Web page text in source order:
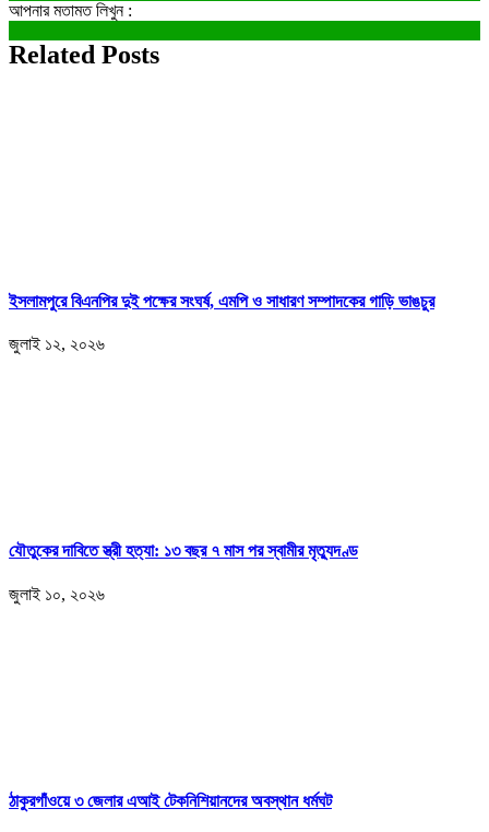
আপনার মতামত লিখুন :
Related Posts
ইসলামপুরে বিএনপির দুই পক্ষের সংঘর্ষ, এমপি ও সাধারণ সম্পাদকের গাড়ি ভাঙচুর
জুলাই ১২, ২০২৬
যৌতুকের দাবিতে স্ত্রী হত্যা: ১৩ বছর ৭ মাস পর স্বামীর মৃত্যুদণ্ড
জুলাই ১০, ২০২৬
ঠাকুরগাঁওয়ে ৩ জেলার এআই টেকনিশিয়ানদের অবস্থান ধর্মঘট